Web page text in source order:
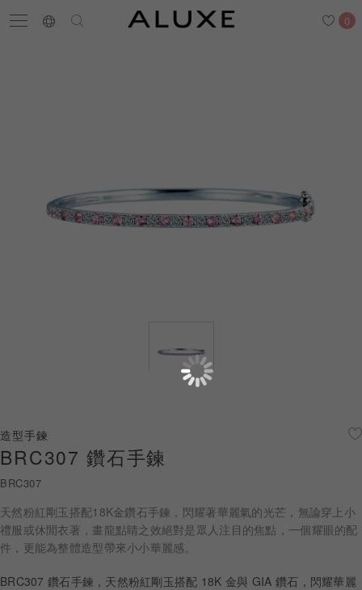
0
最新消息 門市一覽 預約來店
黃金金飾
關於ALUXE
嚴選鑽石
造型手鍊
BRC307 鑽石手鍊
BRC307
天然粉紅剛玉搭配18K金鑽石手鍊，閃耀著華麗氣的光芒，無論穿上小
禮服或休閒衣著，畫龍點睛之效絕對是眾人注目的焦點，一個耀眼的配
件，更能為整體造型帶來小小華麗感。
BRC307 鑽石手鍊，天然粉紅剛玉搭配 18K 金與 GIA 鑽石，閃耀華麗